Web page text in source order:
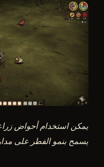
يمكن استخدام أحواض
يسمح بنمو الفطر على